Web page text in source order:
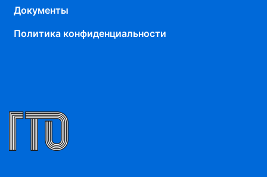
Документы
Политика конфиденциальности